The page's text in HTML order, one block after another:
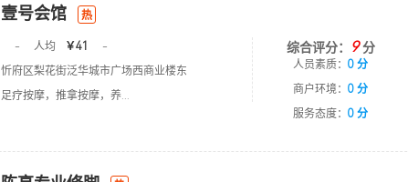
壹号会馆 热
- 人均 ￥41
-
忻府区梨花街泛华城市广场西商业楼东
足疗按摩，推拿按摩，养...
综合评分： 9分
人员素质： 0 分
商户环境： 0 分
服务态度： 0 分